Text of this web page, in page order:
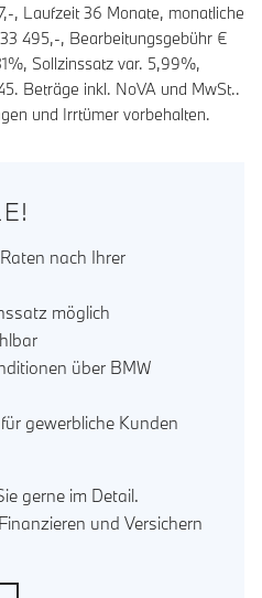
,-, Laufzeit36 Monate, monatliche
33 495,-, Bearbeitungsgebühr €
%, Sollzinssatz var. 5,99%,
. Beträge inkl. NoVA und MwSt..
und Irrtümer vorbehalten.
nach Ihrer
möglich
über BMW
gewerbliche Kunden
gerne im Detail.
und Versichern